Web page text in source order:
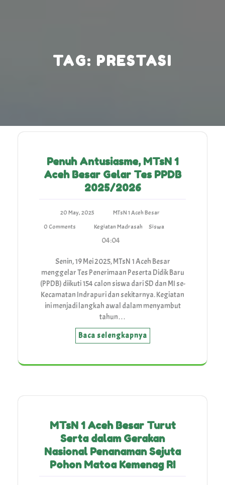
TAG: PRESTASI
Penuh Antusiasme, MTsN 1
Aceh Besar Gelar Tes PPDB
2025/2026
20 May, 2025
MTsN 1 Aceh Besar
0 Comments
Kegiatan Madrasah Siswa
04:04
Senin, 19 Mei 2025, MTsN 1 Aceh Besar
menggelar Tes Penerimaan Peserta Didik Baru
(PPDB) diikuti 154 calon siswa dari SD dan MI se-
Kecamatan Indrapuri dan sekitarnya. Kegiatan
ini menjadi langkah awal dalam menyambut
tahun…
Baca selengkapnya
MTsN 1 Aceh Besar Turut
Serta dalam Gerakan
Nasional Penanaman Sejuta
Pohon Matoa Kemenag RI